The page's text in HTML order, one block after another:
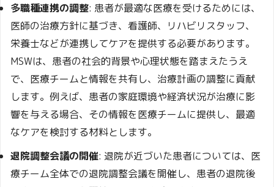
多職種連携の調整: 患者が最適な医療を受けるためには、
医師の治療方針に基づき、看護師、リハビリスタッフ、
栄養士などが連携してケアを提供する必要があります。
MSWは、患者の社会的背景や心理状態を踏まえたうえ
で、医療チームと情報を共有し、治療計画の調整に貢献
します。例えば、患者の家庭環境や経済状況が治療に影
響を与える場合、その情報を医療チームに提供し、最適
なケアを検討する材料とします。
退院調整会議の開催: 退院が近づいた患者については、医
療チーム全体での退院調整会議を開催し、患者の退院後